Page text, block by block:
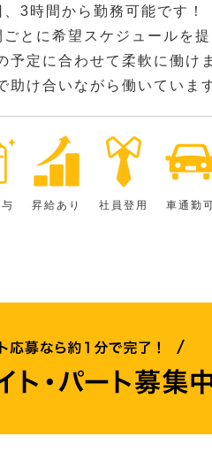
3時間から勤務可能です！
ごとに希望スケジュールを
予定に合わせて柔軟に働け
助け合いながら働いていま
昇給あり 社員登用 車通勤